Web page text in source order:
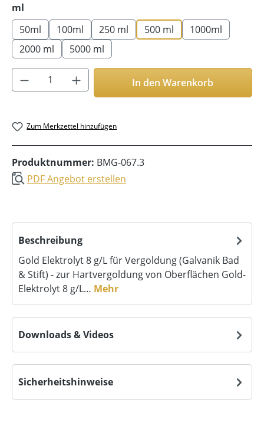
ml
50ml
100ml 250 ml 500 ml
1000ml
2000 ml
5000 ml
Produkt Anzahl: Gib den gewünschten
In den Warenkorb
Zum Merkzettel hinzufügen
Produktnummer: BMG-067.3
PDF Angebot erstellen
Beschreibung
Gold Elektrolyt 8 g/L für Vergoldung (Galvanik Bad
& Stift) - zur Hartvergoldung von Oberflächen Gold-
Elektrolyt 8 g/L… Mehr
Downloads & Videos
Sicherheitshinweise